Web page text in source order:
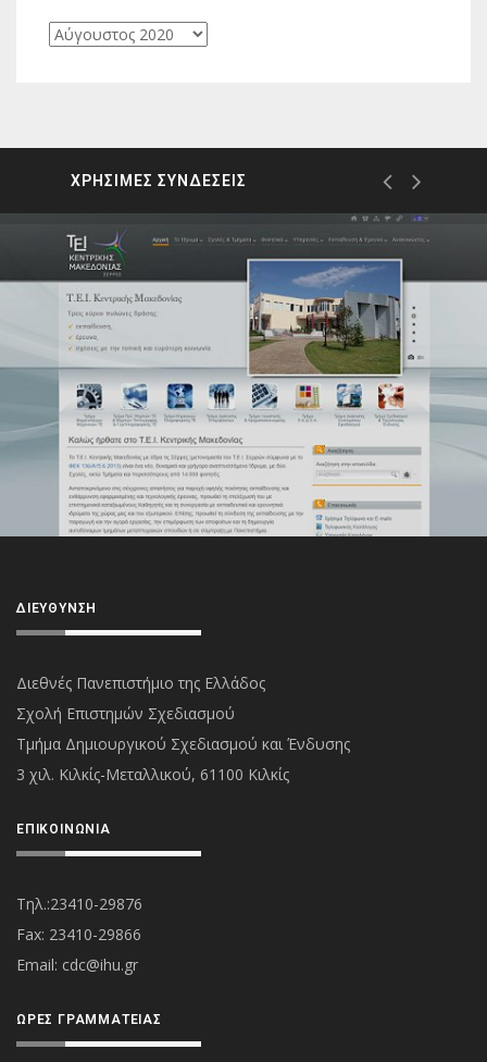
Ιστορικό
ΧΡΗΣΙΜΕΣ ΣΥΝΔΕΣΕΙΣ
ΔΙΕΎΘΥΝΣΗ
Διεθνές Πανεπιστήμιο της Ελλάδος
Σχολή Επιστημών Σχεδιασμού
Τμήμα Δημιουργικού Σχεδιασμού και Ένδυσης
3 χιλ. Κιλκίς-Μεταλλικού, 61100 Κιλκίς
ΕΠΙΚΟΙΝΩΝΊΑ
Τηλ.:23410-29876
Fax: 23410-29866
Εmail: cdc@ihu.gr
ΏΡΕΣ ΓΡΑΜΜΑΤΕΊΑΣ